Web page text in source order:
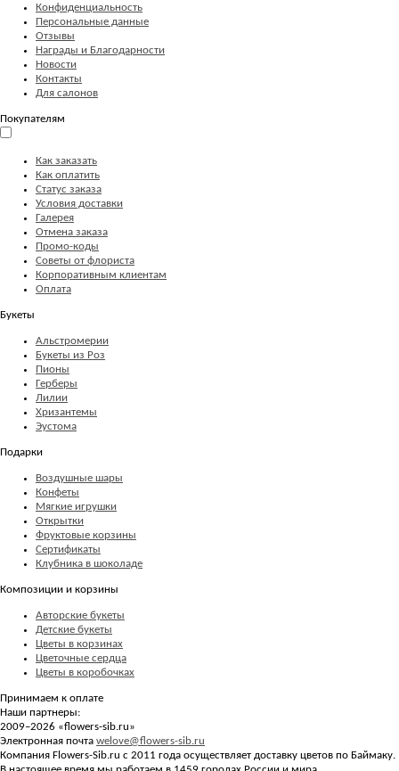
Конфиденциальность
Персональные данные
Отзывы
Награды и Благодарности
Новости
Контакты
Для салонов
Покупателям
Как заказать
Как оплатить
Статус заказа
Условия доставки
Галерея
Отмена заказа
Промо-коды
Советы от флориста
Корпоративным клиентам
Оплата
Букеты
Альстромерии
Букеты из Роз
Пионы
Герберы
Лилии
Хризантемы
Эустома
Подарки
Воздушные шары
Конфеты
Мягкие игрушки
Открытки
Фруктовые корзины
Сертификаты
Клубника в шоколаде
Композиции и корзины
Авторские букеты
Детские букеты
Цветы в корзинах
Цветочные сердца
Цветы в коробочках
Принимаем к оплате
Наши партнеры:
2009–2026 «flowers-sib.ru»
Электронная почта welove@flowers-sib.ru
Компания Flowers-Sib.ru с 2011 года осуществляет доставку цветов по Баймаку.